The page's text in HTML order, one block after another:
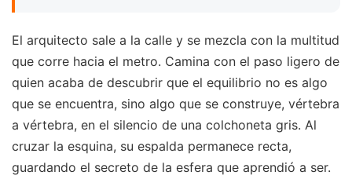
El arquitecto sale a la calle y se mezcla con la multitud
que corre hacia el metro. Camina con el paso ligero de
quien acaba de descubrir que el equilibrio no es algo
que se encuentra, sino algo que se construye, vértebra
a vértebra, en el silencio de una colchoneta gris. Al
cruzar la esquina, su espalda permanece recta,
guardando el secreto de la esfera que aprendió a ser.